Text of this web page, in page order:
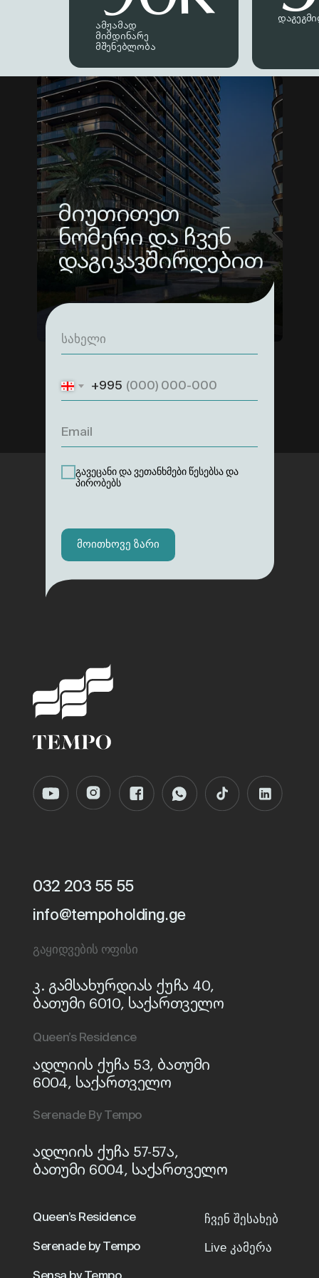
ამჟამად
მიმდინარე
მშენებლობა
მიუთითეთ
ნომერი და ჩვენ
დაგიკავშირდებით
+995
გავეცანი და ვეთანხმები წესებსა და
პირობებს
მოითხოვე ზარი